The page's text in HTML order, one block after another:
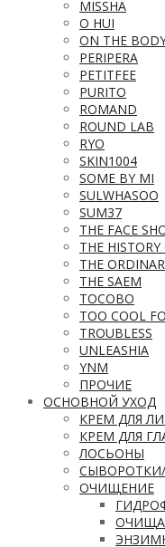
MISSHA
O HUI
ON THE
PERIPERA
PETITFEE
PURITO
ROMAND
ROUND LAB
RYO
SKIN1004
SOME BY MI
SULWHASOO
SUM37
THE FACE
THE
THE
THE SAEM
TOCOBO
TOO COOL
TROUBLESS
UNLEASHIA
YNM
ПРОЧИЕ
ОСНОВНОЙ УХОД
КРЕМ ДЛЯ
КРЕМ ДЛЯ
ЛОСЬОНЫ
ОЧИЩЕНИЕ